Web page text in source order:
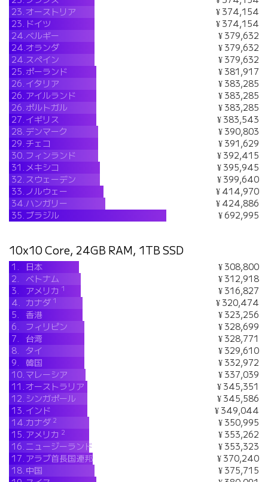
23.オーストリア
¥ 374,154
23. ドイツ
¥ 374,154
24.ベルギー
¥ 379,632
24.オランダ
¥ 379,632
24.スペイン
¥ 379,632
25. ポーランド
¥ 381,917
26. イタリア
¥ 383,285
26. アイルランド
¥ 383,285
26. ポルトガル
¥ 383,285
27. イギリス
¥ 383,543
28.デンマーク
¥ 390,803
29.チェコ
¥ 391,629
30. フィンランド
¥ 392,415
31. メキシコ
¥ 395,945
32. スウェーデン
¥ 399,640
33. ノルウェー
¥ 414,970
34.ハンガリー
¥ 424,886
35. ブラジル ¥ 692,995
10x10 Core, 24GB RAM, 1TB SSD
1. 日本
¥ 308,800
2.
ベトナム
¥ 312,918
3.
アメリカ 1
¥ 316,827
4.
カナダ 1
¥ 320,474
5.
香港
¥ 323,256
6.
フィリピン
¥ 328,699
7.
台湾
¥ 328,771
8.
タイ
¥ 329,610
9.
韓国
¥ 332,972
10. マレーシア
¥ 337,039
11.オーストラリア
¥ 345,351
12. シンガポール
¥ 345,586
13. インド
¥ 349,044
14.カナダ 2
¥ 350,995
15. アメリカ 2
¥ 353,262
16. ニュージーランド
¥ 353,323
17. アラブ首長国連邦
¥ 370,240
18. 中国
¥ 375,715